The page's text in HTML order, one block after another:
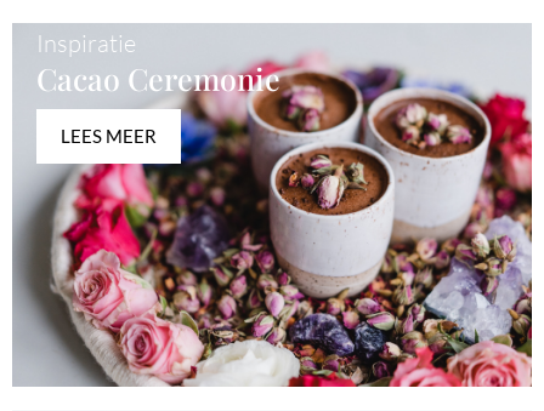
Inspiratie
Cacao Ceremonie
LEES MEER